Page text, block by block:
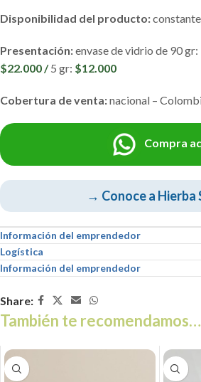
Disponibilidad del producto:
Presentación:envase de vidrio de 90 gr:
$22.000 /5 gr: $12.000
Cobertura de venta:nacional –
Compra
→ Conoce a Hierba
Información del emprendedor
Logística
Información del emprendedor
Share:
También te recomendamos…